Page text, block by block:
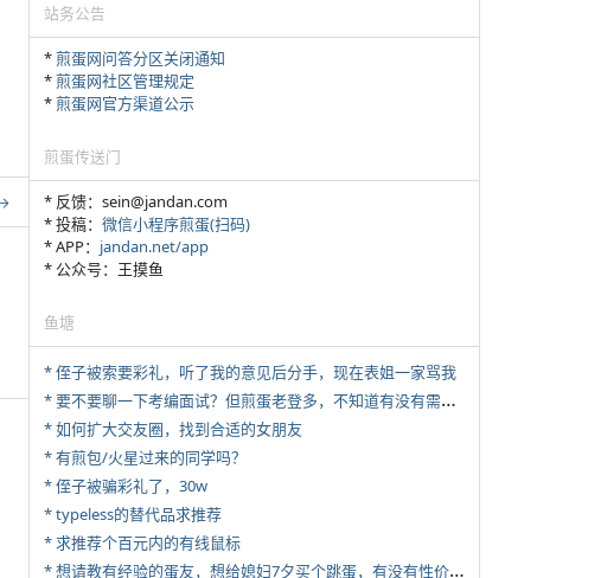
站务公告
*煎蛋网问答分区关闭通知
*煎蛋网社区管理规定
*煎蛋网官方渠道公示
煎蛋传送门
* 反馈：sein@jandan.com
* 投稿： 微信小程序煎蛋(扫码)
* APP： jandan.net/app
* 公众号：王摸鱼
鱼塘
* 侄子被索要彩礼，听了我的意见后分手，现在表姐一家骂我
*
要不要聊一下考编面试？但煎蛋老登多，不知道有没有需要的蛋友。
* 如何扩大交友圈，找到合适的女朋友
* 有煎包/火星过来的同学吗？
* 侄子被骗彩礼了，30w
* typeless的替代品求推荐
* 求推荐个百元内的有线鼠标
*
想请教有经验的蛋友，想给媳妇7夕买个跳蛋，有没有性价比高的推荐